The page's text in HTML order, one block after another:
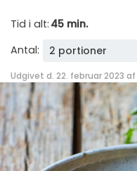
Tid i alt: 45 min.
Antal:
2 portioner
Udgivet d. 22. februar 2023 af